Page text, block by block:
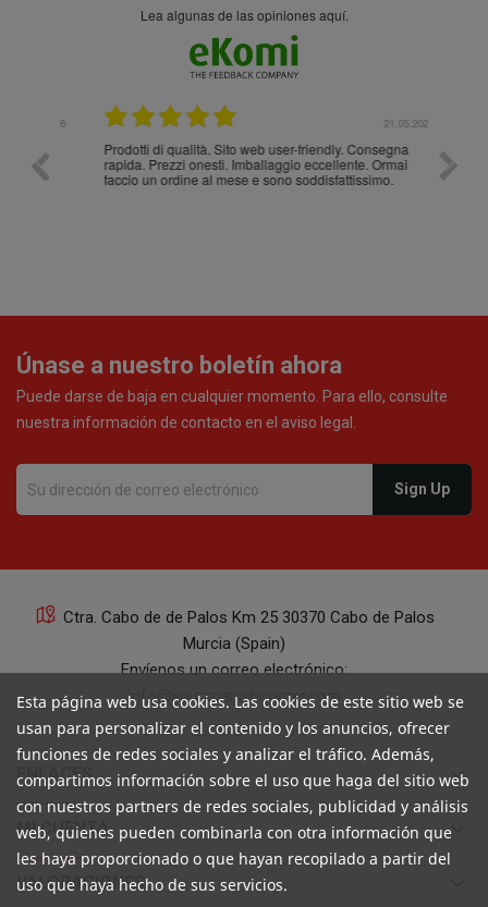
Lea algunas de las opiniones aquí.
21.05.2026
Prodotti di qualità. Sito web user-friendly. Consegna
rapida. Prezzi onesti. Imballaggio eccellente. Ormai
faccio un ordine al mese e sono soddisfattissimo.
10/10
Únase a nuestro boletín ahora
Puede darse de baja en cualquier momento. Para ello, consulte
nuestra información de contacto en el aviso legal.
Ctra. Cabo de de Palos Km 25 30370 Cabo de Palos
Murcia (Spain)
Envíenos un correo electrónico:
info@yourspanishcorner.com
+34 647 29 98 21 de 9 a 14:30
ENLACES keyboard_arrow_down
MI CUENTA keyboard_arrow_down
VALORACIONES
Esta página web usa cookies. Las cookies de este sitio web se
usan para personalizar el contenido y los anuncios, ofrecer
funciones de redes sociales y analizar el tráfico. Además,
compartimos información sobre el uso que haga del sitio web
con nuestros partners de redes sociales, publicidad y análisis
web, quienes pueden combinarla con otra información que
les haya proporcionado o que hayan recopilado a partir del
uso que haya hecho de sus servicios.